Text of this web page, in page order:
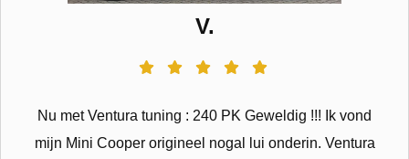
V.
Nu met Ventura tuning : 240 PK Geweldig !!! Ik vond
mijn Mini Cooper origineel nogal lui onderin. Ventura